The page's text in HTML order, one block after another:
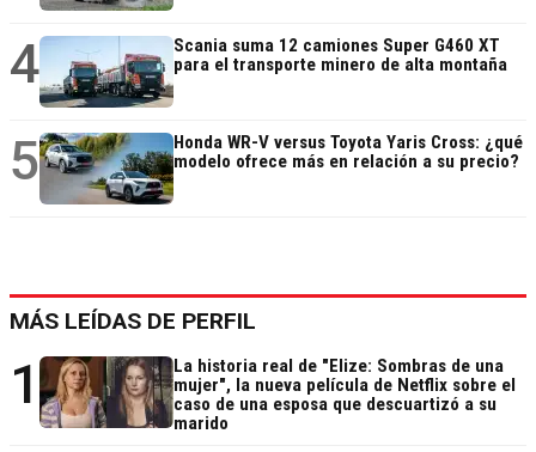
4
Scania suma 12 camiones Super G460 XT
para el transporte minero de alta montaña
5
Honda WR-V versus Toyota Yaris Cross: ¿qué
modelo ofrece más en relación a su precio?
MÁS LEÍDAS DE PERFIL
1
La historia real de "Elize: Sombras de una
mujer", la nueva película de Netflix sobre el
caso de una esposa que descuartizó a su
marido